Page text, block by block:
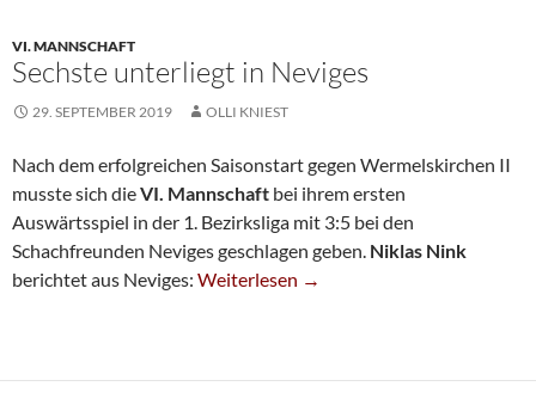
VI. MANNSCHAFT
Sechste unterliegt in Neviges
29. SEPTEMBER 2019 OLLI KNIEST
Nach dem erfolgreichen Saisonstart gegen Wermelskirchen II
musste sich dieVI. Mannschaft bei ihrem ersten
Auswärtsspiel in der 1. Bezirksliga mit 3:5 bei den
Schachfreunden Neviges geschlagen geben. Niklas Nink
berichtet aus Neviges: Sechste Unterliegt In Neviges
Weiterlesen →